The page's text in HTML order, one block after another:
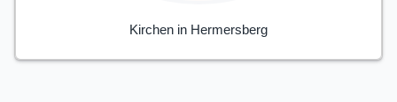
Kirchen in Hermersberg